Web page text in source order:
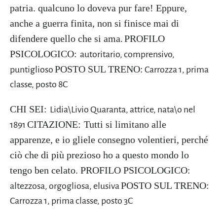
patria. qualcuno lo doveva pur fare! Eppure,
anche a guerra finita, non si finisce mai di
difendere quello che si ama.PROFILO
PSICOLOGICO: autoritario, comprensivo,
puntiglioso POSTO SUL TRENO: Carrozza 1, prima
classe, posto 8C
CHI SEI: Lidia\Livio Quaranta, attrice, nata\o nel
1891 CITAZIONE: Tutti si limitano alle
apparenze, e io gliele consegno volentieri, perché
ciò che di più prezioso ho a questo mondo lo
tengo ben celato. PROFILO PSICOLOGICO:
altezzosa, orgogliosa, elusiva POSTO SUL TRENO:
Carrozza 1, prima classe, posto 3C